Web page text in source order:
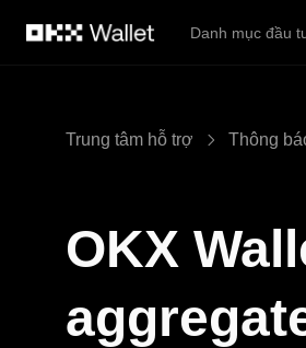
Danh mục đầu
Trung tâm hỗ trợ Thông
OKX